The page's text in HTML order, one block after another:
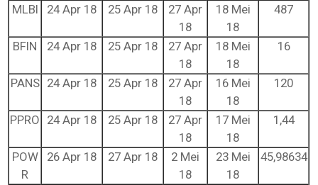
MLBI 24 Apr 18 25 Apr 18
27 Apr
18
18 Mei
18
487
BFIN 24 Apr 18 25 Apr 18
27 Apr
18
18 Mei
18
16
PANS 24 Apr 18 25 Apr 18
27 Apr
18
16 Mei
18
120
PPRO 24 Apr 18 25 Apr 18
27 Apr
18
17 Mei
18
1,44
POW
R
26 Apr 18 27 Apr 18
2 Mei
18
23 Mei
18
45,98634